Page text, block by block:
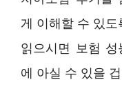
게 이해할 수 있
읽으시면 보험
에 아실 수 있을